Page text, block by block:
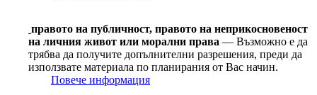
правото на публичност, правото на неприкосновеност
на личния живот или морални права — Възможно е да
трябва да получите допълнителни разрешения, преди да
използвате материала по планирания от Вас начин.
Повече информация